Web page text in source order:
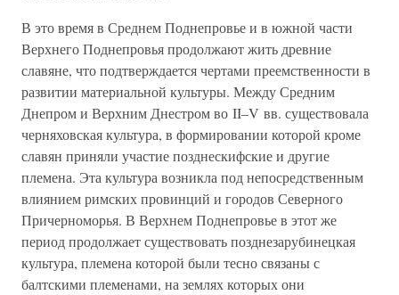
В это время в Среднем Поднепровье и в южной части
Верхнего Поднепровья продолжают жить древние
славяне, что подтверждается чертами преемственности в
развитии материальной культуры. Между Средним
Днепром и Верхним Днестром во II–V вв. существовала
черняховская культура, в формировании которой кроме
славян приняли участие позднескифские и другие
племена. Эта культура возникла под непосредственным
влиянием римских провинций и городов Северного
Причерноморья. В Верхнем Поднепровье в этот же
период продолжает существовать позднезарубинецкая
культура, племена которой были тесно связаны с
балтскими племенами, на землях которых они